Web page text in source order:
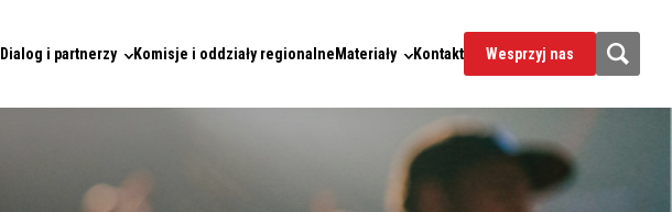
Dialog i partnerzy Komisje i oddziały regionalneMateriały Kontakt Wesprzyj nas